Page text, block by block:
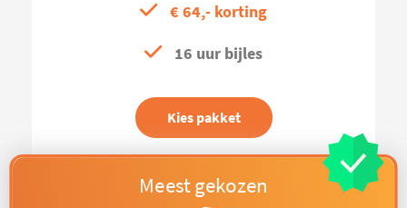
€ 64,- korting
16 uur bijles
Kies pakket